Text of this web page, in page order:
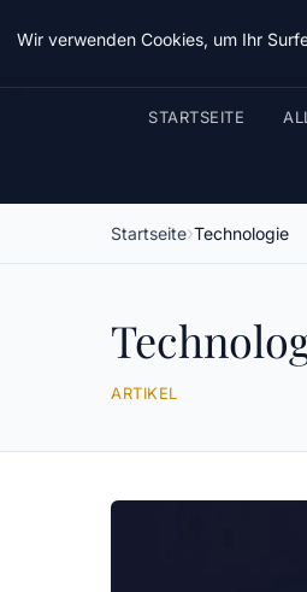
STARTSEITE
Startseite Technologie
ARTIKEL
Wir verwenden Cookies, um Ihr